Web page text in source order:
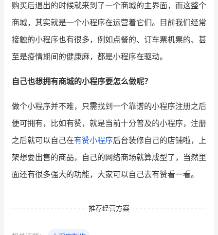
购买后退出的时候就来到了一个商城的主界面，而这整个
商城，其实就是一个小程序在运营着它们。目前我们经常
接触的小程序也有很多，例如点餐的、订车票机票的、甚
至是疫情期间的健康麻，都是小程序在驱动。
自己也想拥有商城的小程序要怎么做呢？
做个小程序并不难，只需找到一个靠谱的小程序注册之后
便可拥有，比如有赞，就是当前十分普及的小程序，注册
之后就可以自己在有赞小程序后台装修自己的店铺啦，上
架想要出售的商品，自己的网络商场就算成型了，当然里
面还有很多强大的功能，大家可以自己去有赞看一看。
推荐经营方案